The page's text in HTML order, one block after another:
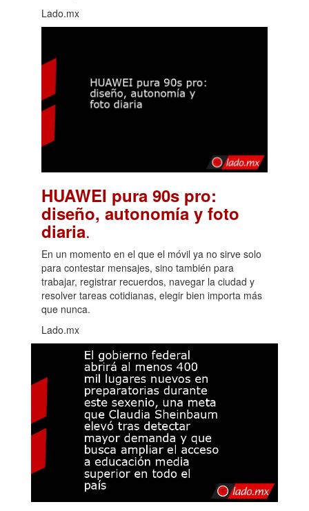
Lado.mx
HUAWEI pura 90s pro:
diseño, autonomía y foto
diaria.
En un momento en el que el móvil ya no sirve solo
para contestar mensajes, sino también para
trabajar, registrar recuerdos, navegar la ciudad y
resolver tareas cotidianas, elegir bien importa más
que nunca.
Lado.mx